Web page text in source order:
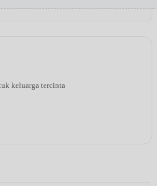
keluarga tercinta